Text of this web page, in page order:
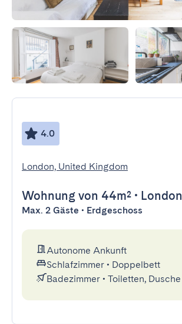
4.0
London, United Kingdom
Wohnung von 44m² • London
Max. 2 Gäste • Erdgeschoss
Autonome Ankunft
Schlafzimmer • Doppelbett
Badezimmer • Toiletten, Dusche